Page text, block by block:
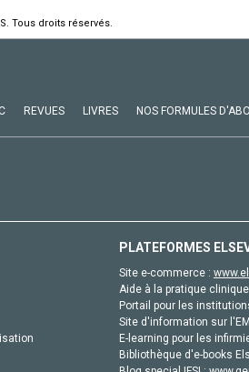
Tous droits réservés.
REVUES LIVRES NOS FORMULES
PLATEFORMES
Site e-commerce :
Aide à la pratique
Portail pour les
Site d'information sur
E-learning pour les
Bibliothèque d'e-books